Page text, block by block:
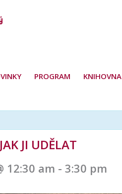
PROGRAM KNIHOVNA
JI UDĚLAT
12:30 am - 3:30 pm